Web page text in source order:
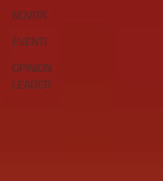
NOVITA'
EVENTI
OPINION
LEADER